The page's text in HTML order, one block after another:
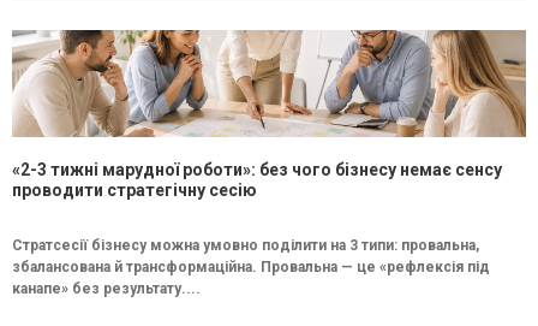
«2-3 тижні марудної роботи»: без чого бізнесу немає сенсу
проводити стратегічну сесію
Стратсесії бізнесу можна умовно поділити на 3 типи: провальна,
збалансована й трансформаційна. Провальна — це «рефлексія під
канапе» без результату....